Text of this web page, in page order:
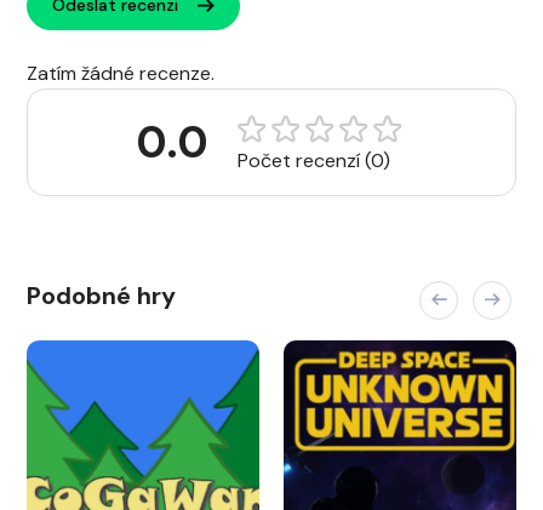
Odeslat recenzi
Zatím žádné recenze.
0.0 Počet recenzí (0)
Podobné hry